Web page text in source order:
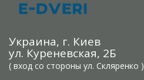
Украина, г. Киев
ул. Куреневская, 2Б
( вход со стороны ул. Скляренко )